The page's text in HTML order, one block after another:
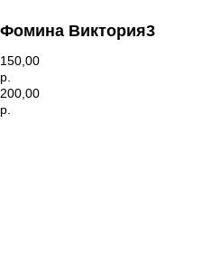
Фомина Виктория3
150,00
р.
200,00
р.